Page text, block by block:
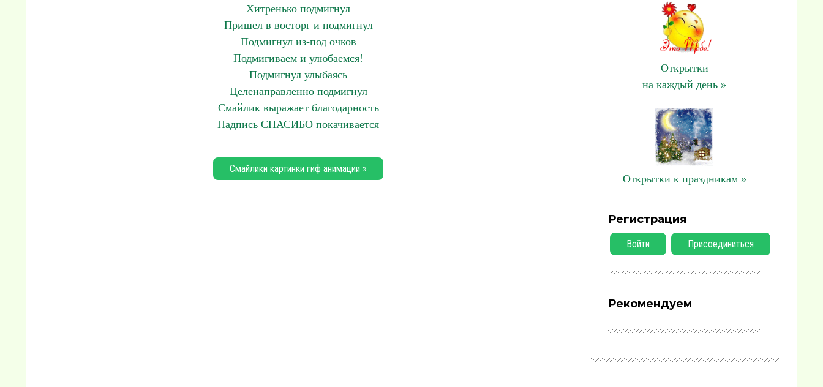
Хитренько подмигнул
Пришел в восторг и подмигнул
Подмигнул из-под очков
Подмигиваем и улюбаемся!
Подмигнул улыбаясь
Целенаправленно подмигнул
Смайлик выражает благодарность
Надпись СПАСИБО покачивается
Смайлики картинки гиф анимации »
Открытки
на каждый день »
Открытки к праздникам »
Регистрация
Войти Присоединиться
Рекомендуем